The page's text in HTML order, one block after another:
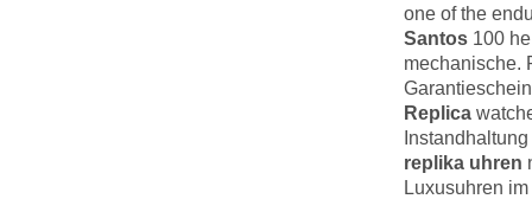
one of the
Santos 100
mechanische.
Replica
replika uhren
Luxusuhren